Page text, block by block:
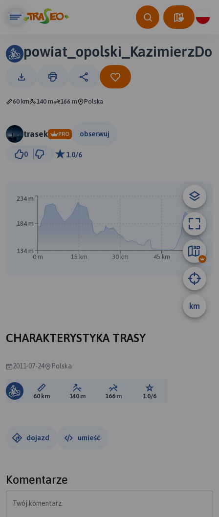
60 km 140 m 166 m Polska
trasek PRO obserwuj
0 1.0/6
km
0 m 15 km 30 km 45 km 60 km
134 m
184 m
234 m
CHARAKTERYSTYKA TRASY
2011-07-24 Polska
Długość trasy:
60 km Suma przewyższeń:
140 m Suma spadków:
166 m Ocena trasy:
1.0/6
dojazd umieść
Komentarze
Twój komentarz